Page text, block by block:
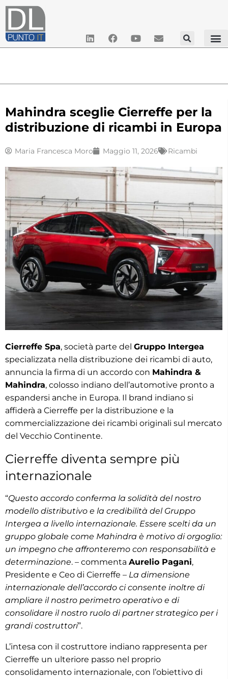
Mahindra sceglie Cierreffe per la
distribuzione di ricambi in Europa
Maria Francesca Moro Maggio 11, 2026 Ricambi
Cierreffe Spa, società parte del Gruppo Intergea
specializzata nella distribuzione dei ricambi di auto,
annuncia la firma di un accordo con Mahindra &
Mahindra, colosso indiano dell’automotive pronto a
espandersi anche in Europa. Il brand indiano si
affiderà a Cierreffe per la distribuzione e la
commercializzazione dei ricambi originali sul mercato
del Vecchio Continente.
Cierreffe diventa sempre più
internazionale
“Questo accordo conferma la solidità del nostro
modello distributivo e la credibilità del Gruppo
Intergea a livello internazionale. Essere scelti da un
gruppo globale come Mahindra è motivo di orgoglio:
un impegno che affronteremo con responsabilità e
determinazione. – commenta Aurelio Pagani,
Presidente e Ceo di Cierreffe – La dimensione
internazionale dell’accordo ci consente inoltre di
ampliare il nostro perimetro operativo e di
consolidare il nostro ruolo di partner strategico per i
grandi costruttori”.
L’intesa con il costruttore indiano rappresenta per
Cierreffe un ulteriore passo nel proprio
consolidamento internazionale, con l’obiettivo di